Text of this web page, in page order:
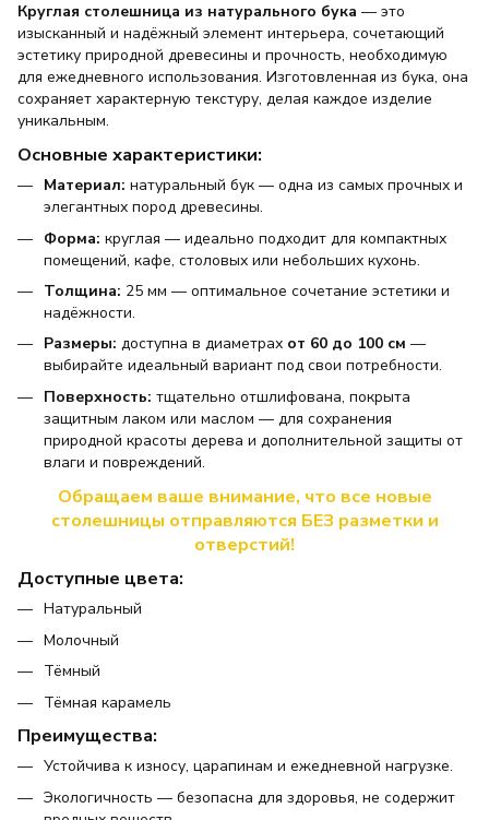
Круглая столешница из натурального бука — это
изысканный и надёжный элемент интерьера, сочетающий
эстетику природной древесины и прочность, необходимую
для ежедневного использования. Изготовленная из бука, она
сохраняет характерную текстуру, делая каждое изделие
уникальным.
Основные характеристики:
Материал: натуральный бук — одна из самых прочных и
элегантных пород древесины.
Форма: круглая — идеально подходит для компактных
помещений, кафе, столовых или небольших кухонь.
Толщина: 25 мм — оптимальное сочетание эстетики и
надёжности.
Размеры: доступна в диаметрах от 60 до 100 см —
выбирайте идеальный вариант под свои потребности.
Поверхность: тщательно отшлифована, покрыта
защитным лаком или маслом — для сохранения
природной красоты дерева и дополнительной защиты от
влаги и повреждений.
Обращаем ваше внимание, что все новые
столешницы отправляются БЕЗ разметки и
отверстий!
Доступные цвета:
Натуральный
Молочный
Тёмный
Тёмная карамель
Преимущества:
Устойчива к износу, царапинам и ежедневной нагрузке.
Экологичность — безопасна для здоровья, не содержит